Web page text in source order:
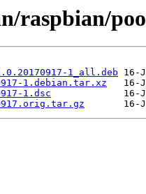
raspbian/
1_all.deb
1.debian.tar.xz
1.dsc